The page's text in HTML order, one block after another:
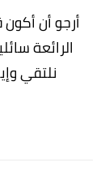
أرجو أن
الرائعة
نلتقي